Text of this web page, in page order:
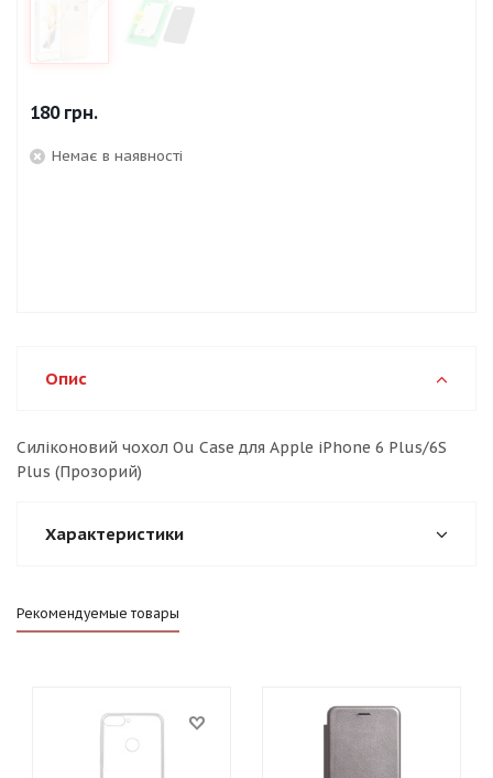
180грн.
Немає в наявності
Опис
Силіконовий чохол Ou Case для Apple iPhone 6 Plus/6S
Plus (Прозорий)
Характеристики
Рекомендуемые товары